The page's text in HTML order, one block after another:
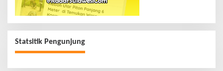
Statsitik Pengunjung